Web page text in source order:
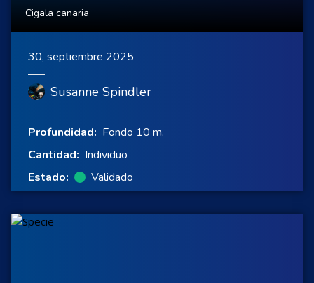
Cigala canaria
30, septiembre 2025
Susanne Spindler
Profundidad: Fondo 10 m.
Cantidad: Individuo
Estado:
Validado